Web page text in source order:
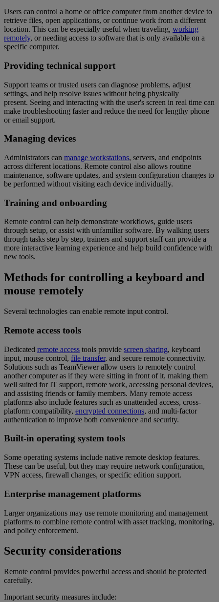
Users can control a home or office computer from another device to
retrieve files, open applications, or continue work from a different
location. This can be especially useful when traveling, working
remotely, or needing access to software that is only available on a
specific computer.
Providing technical support
Support teams or trusted users can diagnose problems, adjust
settings, and help resolve issues without being physically
present. Seeing and interacting with the user's screen in real time can
make troubleshooting faster and reduce the need for lengthy phone
or email support.
Managing devices
Administrators can manage workstations, servers, and endpoints
across different locations. Remote control also allows routine
maintenance, software updates, and system configuration changes to
be performed without visiting each device individually.
Training and onboarding
Remote control can help demonstrate workflows, guide users
through setup, or assist with unfamiliar software. By walking users
through tasks step by step, trainers and support staff can provide a
more interactive learning experience and help build confidence with
new tools.
Methods for controlling a keyboard and
mouse remotely
Several technologies can enable remote input control.
Remote access tools
Dedicated remote access tools provide screen sharing, keyboard
input, mouse control, file transfer, and secure remote connectivity.
Solutions such as TeamViewer allow users to remotely control
another computer as if they were sitting in front of it, making them
well suited for IT support, remote work, accessing personal devices,
and assisting friends or family members. Many remote access
platforms also include features such as unattended access, cross-
platform compatibility, encrypted connections, and multi-factor
authentication to improve both convenience and security.
Built-in operating system tools
Some operating systems include native remote desktop features.
These can be useful, but they may require network configuration,
VPN access, firewall changes, or specific edition support.
Enterprise management platforms
Larger organizations may use remote monitoring and management
platforms to combine remote control with asset tracking, monitoring,
and policy enforcement.
Security considerations
Remote control provides powerful access and should be protected
carefully.
Important security measures include: